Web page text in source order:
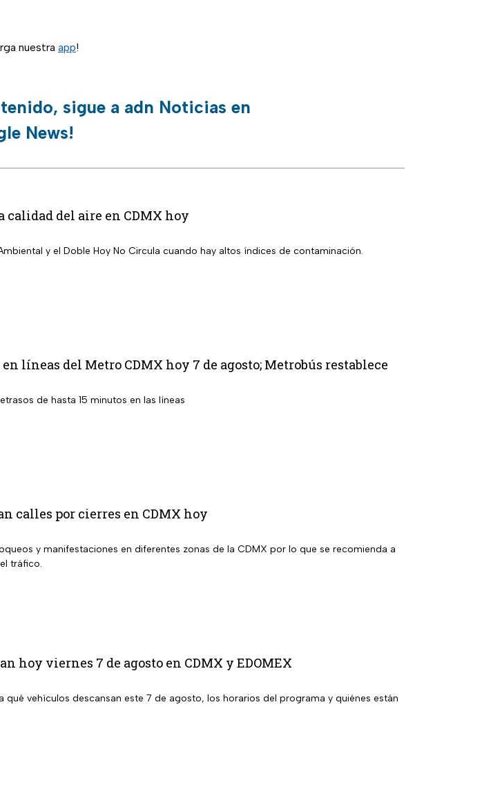
nuestra app!
sigue a adn Noticias en
News!
calidad del aire en CDMX hoy
y el Doble Hoy No Circula cuando hay altos índices de contaminación.
líneas del Metro CDMX hoy 7 de agosto; Metrobús restablece
de hasta 15 minutos en las líneas
calles por cierres en CDMX hoy
y manifestaciones en diferentes zonas de la CDMX por lo que se recomienda a
tráfico.
hoy viernes 7 de agosto en CDMX y EDOMEX
qué vehículos descansan este 7 de agosto, los horarios del programa y quiénes están